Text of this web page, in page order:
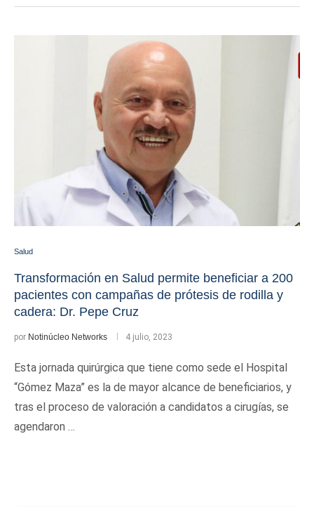
Salud
Transformación en Salud permite beneficiar a 200
pacientes con campañas de prótesis de rodilla y
cadera: Dr. Pepe Cruz
por Notinúcleo Networks 4 julio, 2023
Esta jornada quirúrgica que tiene como sede el Hospital
“Gómez Maza” es la de mayor alcance de beneficiarios, y
tras el proceso de valoración a candidatos a cirugías, se
agendaron …